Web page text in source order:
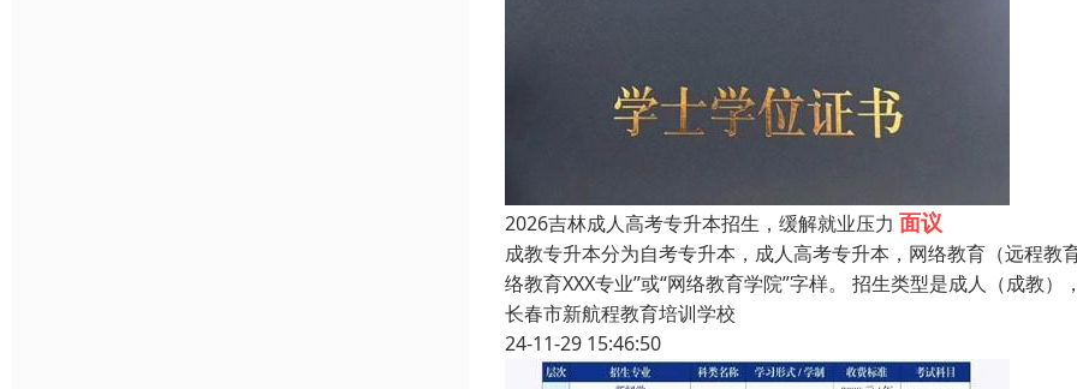
2026吉林成人高考专升本招生，缓解就业压力 面议
成教专升本分为自考专升本，成人高考专升本，网络教育（远程教
络教育XXX专业”或“网络教育学院”字样。 招生类型是成人（成教
长春市新航程教育培训学校
24-11-29 15:46:50